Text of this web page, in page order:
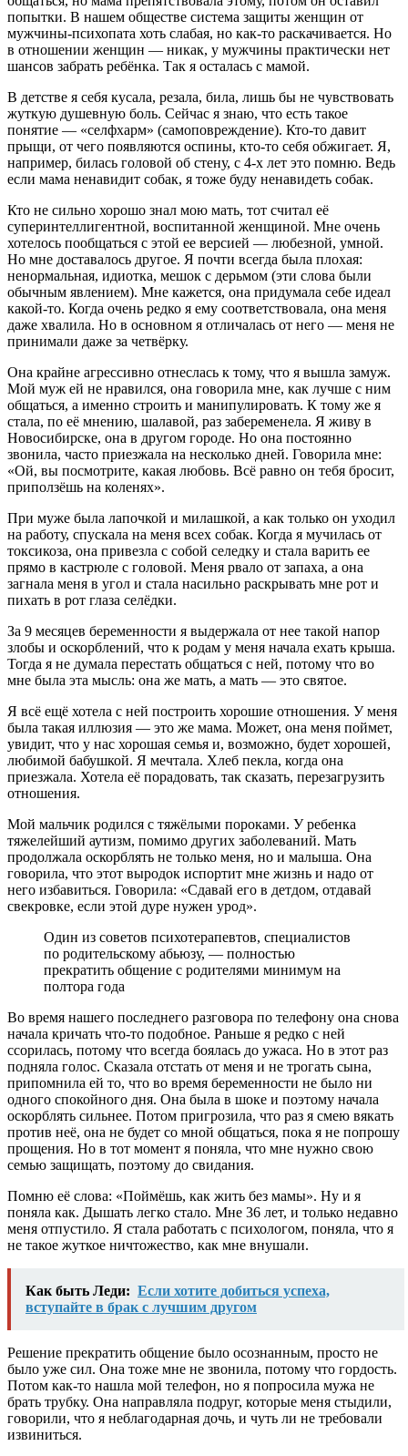
попытки. В нашем обществе система защиты женщин от
мужчины-психопата хоть слабая, но как-то раскачивается. Но
в отношении женщин — никак, у мужчины практически нет
шансов забрать ребёнка. Так я осталась с мамой.
В детстве я себя кусала, резала, била, лишь бы не чувствовать
жуткую душевную боль. Сейчас я знаю, что есть такое
понятие — «селфхарм» (самоповреждение). Кто-то давит
прыщи, от чего появляются оспины, кто-то себя обжигает. Я,
например, билась головой об стену, с 4-х лет это помню. Ведь
если мама ненавидит собак, я тоже буду ненавидеть собак.
Кто не сильно хорошо знал мою мать, тот считал её
суперинтеллигентной, воспитанной женщиной. Мне очень
хотелось пообщаться с этой ее версией — любезной, умной.
Но мне доставалось другое. Я почти всегда была плохая:
ненормальная, идиотка, мешок с дерьмом (эти слова были
обычным явлением). Мне кажется, она придумала себе идеал
какой-то. Когда очень редко я ему соответствовала, она меня
даже хвалила. Но в основном я отличалась от него — меня не
принимали даже за четвёрку.
Она крайне агрессивно отнеслась к тому, что я вышла замуж.
Мой муж ей не нравился, она говорила мне, как лучше с ним
общаться, а именно строить и манипулировать. К тому же я
стала, по её мнению, шалавой, раз забеременела. Я живу в
Новосибирске, она в другом городе. Но она постоянно
звонила, часто приезжала на несколько дней. Говорила мне:
«Ой, вы посмотрите, какая любовь. Всё равно он тебя бросит,
приползёшь на коленях».
При муже была лапочкой и милашкой, а как только он уходил
на работу, спускала на меня всех собак. Когда я мучилась от
токсикоза, она привезла с собой селедку и стала варить ее
прямо в кастрюле с головой. Меня рвало от запаха, а она
загнала меня в угол и стала насильно раскрывать мне рот и
пихать в рот глаза селёдки.
За 9 месяцев беременности я выдержала от нее такой напор
злобы и оскорблений, что к родам у меня начала ехать крыша.
Тогда я не думала перестать общаться с ней, потому что во
мне была эта мысль: она же мать, а мать — это святое.
Я всё ещё хотела с ней построить хорошие отношения. У меня
была такая иллюзия — это же мама. Может, она меня поймет,
увидит, что у нас хорошая семья и, возможно, будет хорошей,
любимой бабушкой. Я мечтала. Хлеб пекла, когда она
приезжала. Хотела её порадовать, так сказать, перезагрузить
отношения.
Мой мальчик родился с тяжёлыми пороками. У ребенка
тяжелейший аутизм, помимо других заболеваний. Мать
продолжала оскорблять не только меня, но и малыша. Она
говорила, что этот выродок испортит мне жизнь и надо от
него избавиться. Говорила: «Сдавай его в детдом, отдавай
свекровке, если этой дуре нужен урод».
Один из советов психотерапевтов, специалистов
по родительскому абьюзу, — полностью
прекратить общение с родителями минимум на
полтора года
Во время нашего последнего разговора по телефону она снова
начала кричать что-то подобное. Раньше я редко с ней
ссорилась, потому что всегда боялась до ужаса. Но в этот раз
подняла голос. Сказала отстать от меня и не трогать сына,
припомнила ей то, что во время беременности не было ни
одного спокойного дня. Она была в шоке и поэтому начала
оскорблять сильнее. Потом пригрозила, что раз я смею вякать
против неё, она не будет со мной общаться, пока я не попрошу
прощения. Но в тот момент я поняла, что мне нужно свою
семью защищать, поэтому до свидания.
Помню её слова: «Поймёшь, как жить без мамы». Ну и я
поняла как. Дышать легко стало. Мне 36 лет, и только недавно
меня отпустило. Я стала работать с психологом, поняла, что я
не такое жуткое ничтожество, как мне внушали.
Как быть Леди: Если хотите добиться успеха,
вступайте в брак с лучшим другом
Решение прекратить общение было осознанным, просто не
было уже сил. Она тоже мне не звонила, потому что гордость.
Потом как-то нашла мой телефон, но я попросила мужа не
брать трубку. Она направляла подруг, которые меня стыдили,
говорили, что я неблагодарная дочь, и чуть ли не требовали
извиниться.